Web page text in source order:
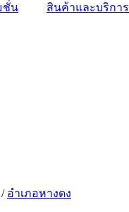
ชั่น สินค้าและบริการ
/ อำเภอหางดง